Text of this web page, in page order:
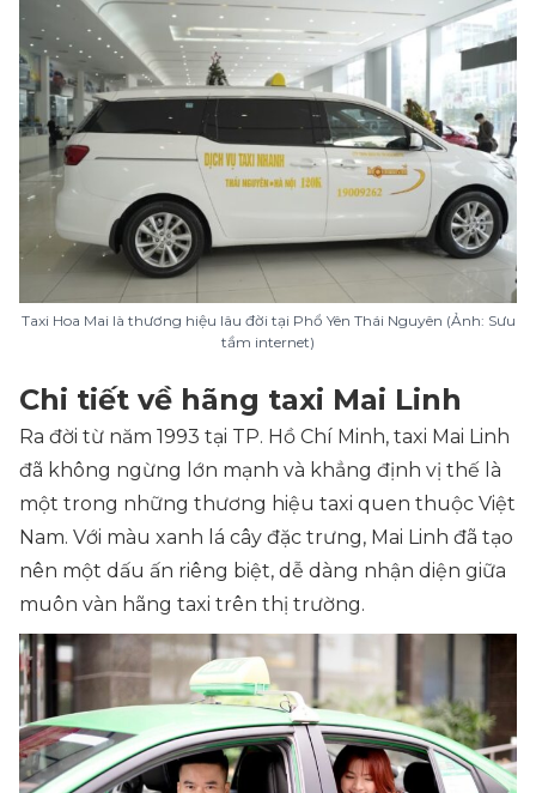
Taxi Hoa Mai là thương hiệu lâu đời tại Phổ Yên Thái Nguyên (Ảnh: Sưu
tầm internet)
Chi tiết về hãng taxi Mai Linh
Ra đời từ năm 1993 tại TP. Hồ Chí Minh, taxi Mai Linh
đã không ngừng lớn mạnh và khẳng định vị thế là
một trong những thương hiệu taxi quen thuộc Việt
Nam. Với màu xanh lá cây đặc trưng, Mai Linh đã tạo
nên một dấu ấn riêng biệt, dễ dàng nhận diện giữa
muôn vàn hãng taxi trên thị trường.